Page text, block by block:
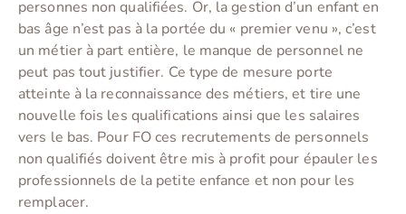
personnes non qualifiées. Or, la gestion d’un enfant en
bas âge n’est pas à la portée du « premier venu », c’est
un métier à part entière, le manque de personnel ne
peut pas tout justifier. Ce type de mesure porte
atteinte à la reconnaissance des métiers, et tire une
nouvelle fois les qualifications ainsi que les salaires
vers le bas. Pour FO ces recrutements de personnels
non qualifiés doivent être mis à profit pour épauler les
professionnels de la petite enfance et non pour les
remplacer.